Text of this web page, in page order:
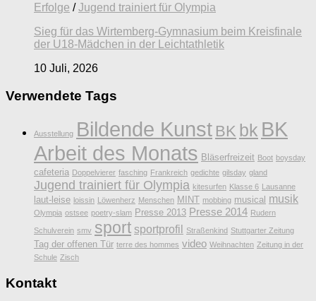
Erfolge /Jugend trainiert für Olympia
Sieg für das Wirtemberg-Gymnasium beim Kreisfinale
der U18-Mädchen in der Leichtathletik
10 Juli, 2026
Verwendete Tags
Ausstellung Bildende Kunst BK bk BK
Arbeit des Monats Bläserfreizeit Boot boysday
cafeteria Doppelvierer fasching Frankreich gedichte gilsday gland
Jugend trainiert für Olympia kitesurfen Klasse 6 Lausanne
laut-leise loissin Löwenherz Menschen MINT mobbing musical musik
Olympia ostsee poetry-slam Presse 2013 Presse 2014 Rudern
Schulverein smv sport sportprofil Straßenkind Stuttgarter Zeitung
Tag der offenen Tür terre des hommes video Weihnachten Zeitung in der
Schule Zisch
Kontakt